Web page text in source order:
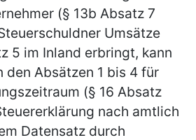
(§ 13b Absatz 7
Umsätze
5 im Inland erbringt, kann
den Absätzen 1 bis 4 für
(§ 16 Absatz
nach amtlich
Datensatz durch